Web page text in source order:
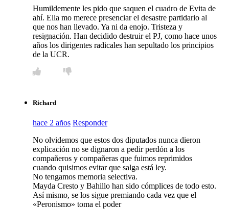
Humildemente les pido que saquen el cuadro de Evita de
ahí. Ella mo merece presenciar el desastre partidario al
que nos han llevado. Ya ni da enojo. Tristeza y
resignación. Han decidido destruir el PJ, como hace unos
años los dirigentes radicales han sepultado los principios
de la UCR.
Richard
hace 2 años Responder
No olvidemos que estos dos diputados nunca dieron
explicación no se dignaron a pedir perdón a los
compañeros y compañeras que fuimos reprimidos
cuando quisimos evitar que salga está ley.
No tengamos memoria selectiva.
Mayda Cresto y Bahillo han sido cómplices de todo esto.
Así mismo, se los sigue premiando cada vez que el
«Peronismo» toma el poder